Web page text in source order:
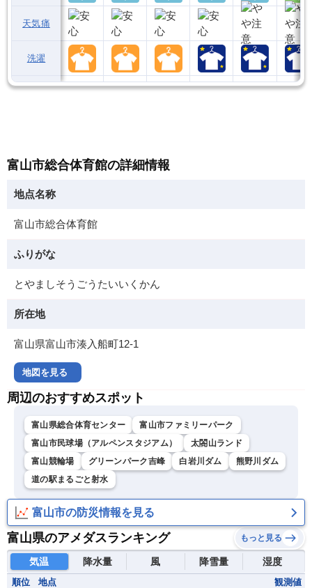
天気痛
洗濯
富山市総合体育館の詳細情報
地点名称
富山市総合体育館
ふりがな
とやましそうごうたいいくかん
所在地
富山県富山市湊入船町12-1
地図を見る
周辺のおすすめスポット
富山県総合体育センター
富山市ファミリーパーク
富山市民球場（アルペンスタジアム）
太閤山ランド
富山競輪場
グリーンパーク吉峰 白岩川ダム
熊野川ダム
道の駅まるごと射水
富山市の防災情報を見る
富山県のアメダスランキング もっと見る
気温 降水量 風 降雪量 湿度
順位 地点 観測値